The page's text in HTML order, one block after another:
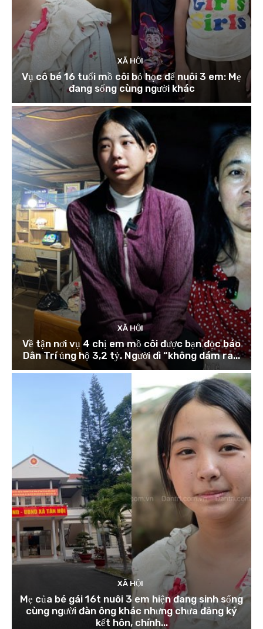
XÃ HỘI
Vụ cô bé 16 tuổi mồ côi bỏ học để nuôi 3 em: Mẹ
đang sống cùng người khác
XÃ HỘI
Về tận nơi vụ 4 chị em mồ côi được bạn đọc báo
Dân Trí ủng hộ 3,2 tỷ. Người dì “không dám ra...
XÃ HỘI
Mẹ của bé gái 16t nuôi 3 em hiện đang sinh sống
cùng người đàn ông khác nhưng chưa đăng ký
kết hôn, chính...